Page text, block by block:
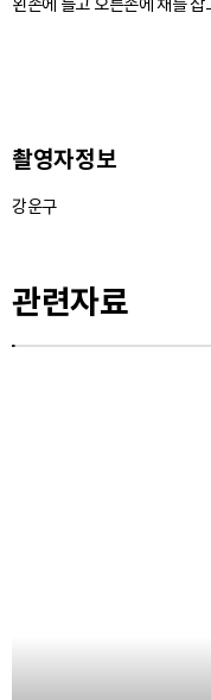
33. 금 - 이미지
34. 슬 - 이미지
35. 월금 - 이미지
36. 당비파 - 이미지
촬영자정보
강운구
관련자료